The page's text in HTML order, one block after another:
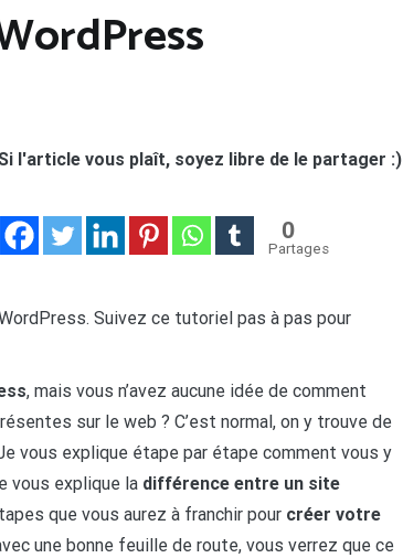
l'article vous plaît, soyez libre de le partager :)
0
Partages
Suivez ce tutoriel pas à pas pour
, mais vous n’avez aucune idée de comment
sur le web ? C’est normal, on y trouve de
vous explique étape par étape comment vous y
vous explique la différence entre un site
que vous aurez à franchir pour créer votre
une bonne feuille de route, vous verrez que ce